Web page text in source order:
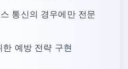
통신의 경우에만 전문
한 예방 전략 구현